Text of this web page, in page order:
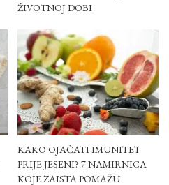
ŽIVOTNOJ DOBI
KAKO OJAČATI IMUNITET
PRIJE JESENI? 7 NAMIRNICA
KOJE ZAISTA POMAŽU